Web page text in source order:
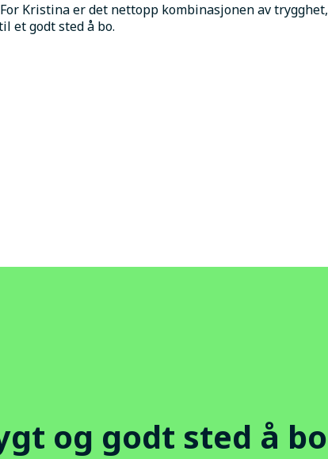
Kristina er det nettopp kombinasjonen av trygghet,
et godt sted å bo.
og godt sted å bo